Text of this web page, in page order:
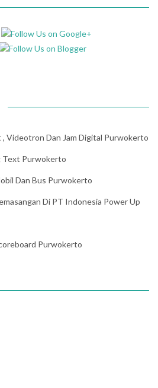
Videotron Dan Jam Digital Purwokerto
Text Purwokerto
Dan Bus Purwokerto
Di PT Indonesia Power Up
Purwokerto